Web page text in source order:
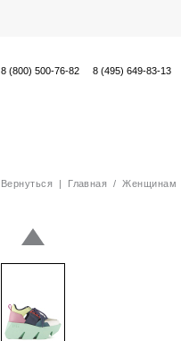
8 (800) 500-76-82 8 (495) 649-83-13
Вернуться| Главная /Женщинам